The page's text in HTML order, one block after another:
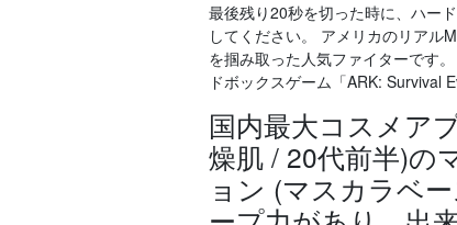
最後残り20秒を切った時に、ハー
してください。 アメリカのリアル
を掴み取った人気ファイターです
ドボックスゲーム「ARK: Survival
国内最大コスメア
燥肌 / 20代前半)の
ョン (マスカラベ